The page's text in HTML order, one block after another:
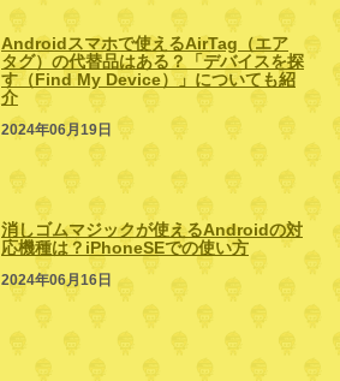
Androidスマホで使えるAirTag（エア
タグ）の代替品はある？「デバイスを探
す（Find My Device）」についても紹
介
2024年06月19日
消しゴムマジックが使えるAndroidの対
応機種は？iPhoneSEでの使い方
2024年06月16日